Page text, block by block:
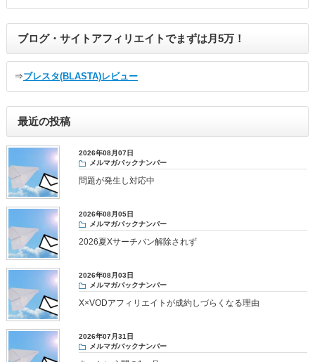
ブログ・サイトアフィリエイトでまずは月5万！
⇒ブレスタ(BLASTA)レビュー
最近の投稿
2026年08月07日
メルマガバックナンバー
問題が発生し対応中
2026年08月05日
メルマガバックナンバー
2026夏Xサーチバン解除されず
2026年08月03日
メルマガバックナンバー
X×VODアフィリエイトが成約しづらくなる理由
2026年07月31日
メルマガバックナンバー